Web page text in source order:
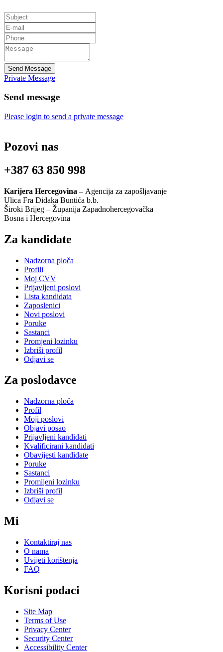
Send Message
Private Message
Send message
Please login to send a private message
Pozovi nas
+387 63 850 998
Karijera Hercegovina – Agencija za zapošljavanje
Ulica Fra Didaka Buntića b.b.
Široki Brijeg – Županija Zapadnohercegovačka
Bosna i Hercegovina
Za kandidate
Nadzorna ploča
Profili
Moj CVV
Prijavljeni poslovi
Lista kandidata
Zaposlenici
Novi poslovi
Poruke
Sastanci
Promjeni lozinku
Izbriši profil
Odjavi se
Za poslodavce
Nadzorna ploča
Profil
Moji poslovi
Objavi posao
Prijavljeni kandidati
Kvalificirani kandidati
Obavijesti kandidate
Poruke
Sastanci
Promijeni lozinku
Izbriši profil
Odjavi se
Mi
Kontaktiraj nas
O nama
Uvijeti korištenja
FAQ
Korisni podaci
Site Map
Terms of Use
Privacy Center
Security Center
Accessibility Center